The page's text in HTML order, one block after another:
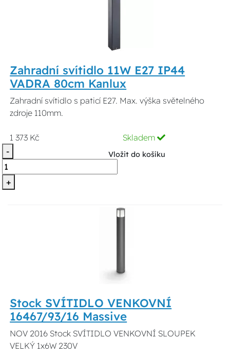
Zahradní svítidlo 11W E27 IP44
VADRA 80cm Kanlux
Zahradní svítidlo s paticí E27. Max. výška světelného
zdroje 110mm.
1 373 Kč
Skladem
-
+
Vložit do košíku
Stock SVÍTIDLO VENKOVNÍ
16467/93/16 Massive
NOV 2016 Stock SVÍTIDLO VENKOVNÍ SLOUPEK
VELKÝ 1x6W 230V